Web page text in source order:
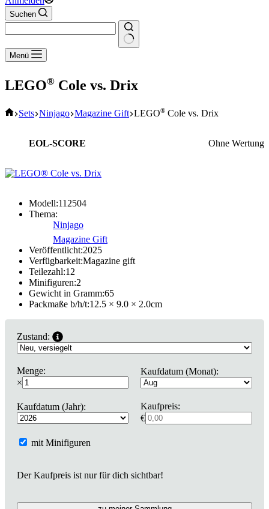
Suchen
Keine
Ergebnisse
Menü
LEGO® Cole vs. Drix
Start
Sets Ninjago Magazine Gift LEGO® Cole vs. Drix
EOL-SCORE Ohne Wertung
Modell:112504
Thema:
Ninjago
Magazine Gift
Veröffentlicht:2025
Verfügbarkeit:Magazine gift
Teilezahl:12
Minifiguren:2
Gewicht in Gramm:65
Packmaße b/h/t:12.5 × 9.0 × 2.0cm
Zustand:
Menge:
×
Kaufdatum (Monat):
Kaufdatum (Jahr):
Kaufpreis:
€
mit Minifiguren
Der Kaufpreis ist nur für dich sichtbar!